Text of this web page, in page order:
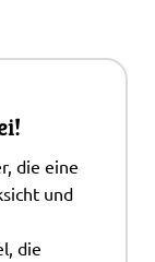
die eine
und
die